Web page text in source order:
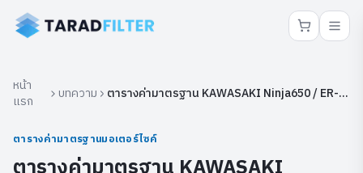
หน้า
แรก
บทความ
ตารางค่ามาตรฐาน KAWASAKI Ninja650 / ER-
ตารางค่ามาตรฐานมอเตอร์ไซค์